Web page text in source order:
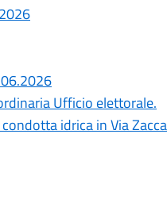
Ufficio elettorale.
idrica in Via